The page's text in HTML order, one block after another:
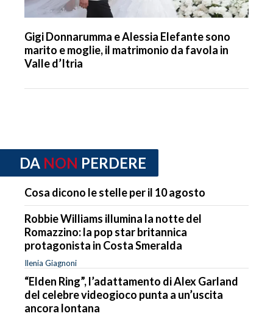
Gigi Donnarumma e Alessia Elefante sono
marito e moglie, il matrimonio da favola in
Valle d’Itria
DA NON PERDERE
Cosa dicono le stelle per il 10 agosto
Robbie Williams illumina la notte del
Romazzino: la pop star britannica
protagonista in Costa Smeralda
Ilenia Giagnoni
“Elden Ring”, l’adattamento di Alex Garland
del celebre videogioco punta a un’uscita
ancora lontana